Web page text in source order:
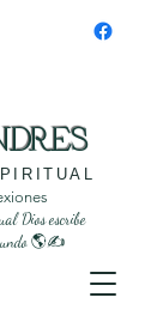
Dios escribe
🌎✍️